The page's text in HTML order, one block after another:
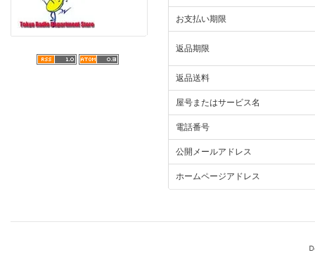
お支払い期限
返品期限
返品送料
屋号またはサービス名
電話番号
公開メールアドレス
ホームページアドレス